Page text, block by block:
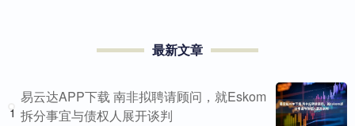
最新文章
1
易云达APP下载 南非拟聘请顾问，就Eskom
拆分事宜与债权人展开谈判